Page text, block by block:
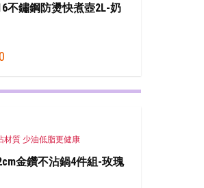
不鏽鋼防燙快煮壺2L-奶
材質 少油低脂更健康
金鑽不沾鍋4件組-玫瑰